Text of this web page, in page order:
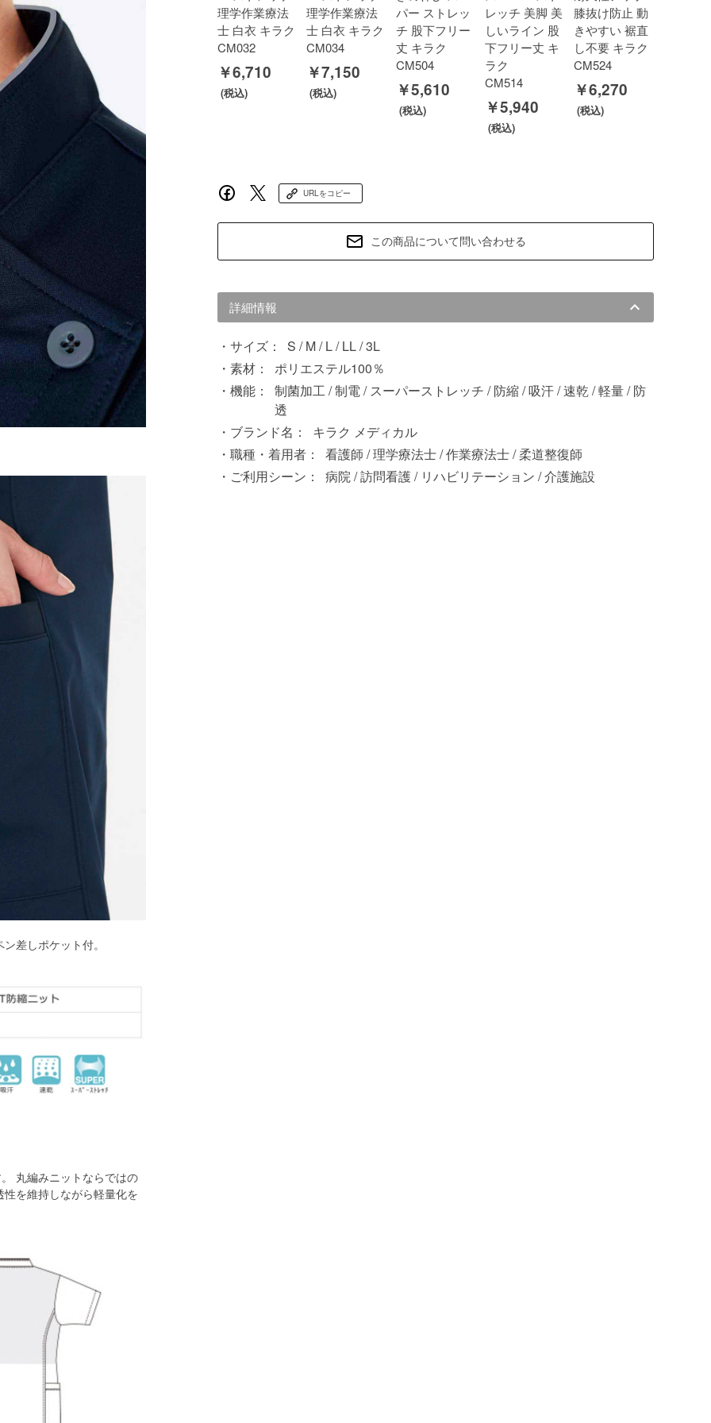
差しポケット付。
丸編みニットならではの
を維持しながら軽量化を
理学作業療法
士 白衣 キラク
CM032
￥6,710
理学作業療法
士 白衣 キラク
CM034
￥7,150
パー ストレッ
チ 股下フリー
丈 キラク
CM504
￥5,610
レッチ 美脚 美
しいライン 股
下フリー丈 キ
ラク
CM514
￥5,940
膝抜け防止 動
きやすい 裾直
し不要 キラク
CM524
￥6,270
URLをコピー
この商品について問い合わせる
詳細情報
サイズ：
S / M / L / LL / 3L
素材：
ポリエステル100％
機能：
制菌加工 / 制電 / スーパーストレッチ / 防縮 / 吸汗 / 速乾 / 軽量 / 防
透
ブランド名：
キラク メディカル
職種・着用者：
看護師 / 理学療法士 / 作業療法士 / 柔道整復師
ご利用シーン：
病院 / 訪問看護 / リハビリテーション / 介護施設